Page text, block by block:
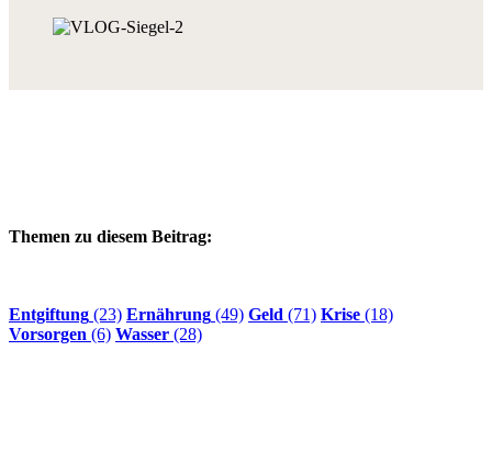
Themen zu diesem Beitrag:
Entgiftung (23) Ernährung (49) Geld (71) Krise (18)
Vorsorgen (6) Wasser (28)